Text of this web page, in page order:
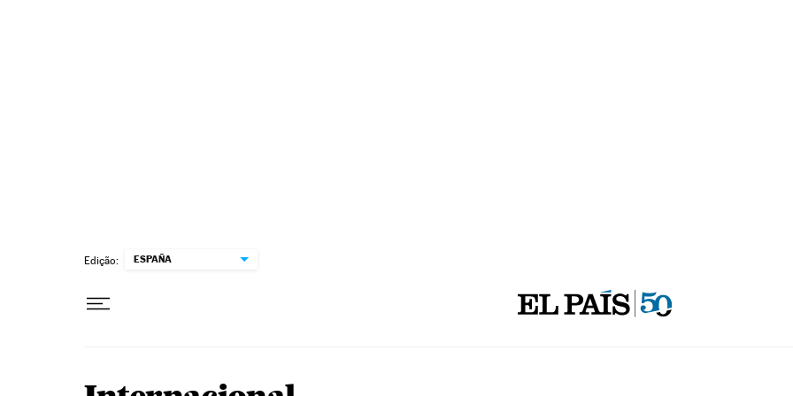
Edição: ESPAÑA